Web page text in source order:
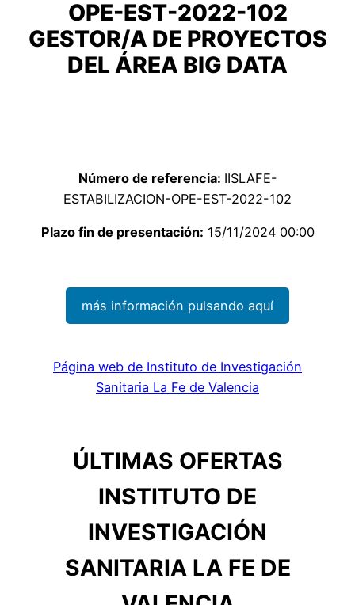
OPE-EST-2022-102
GESTOR/A DE PROYECTOS
DEL ÁREA BIG DATA
Número de referencia: IISLAFE-
ESTABILIZACION-OPE-EST-2022-102
Plazo fin de presentación: 15/11/2024 00:00
más información pulsando aquí
Página web de Instituto de Investigación
Sanitaria La Fe de Valencia
ÚLTIMAS OFERTAS
INSTITUTO DE
INVESTIGACIÓN
SANITARIA LA FE DE